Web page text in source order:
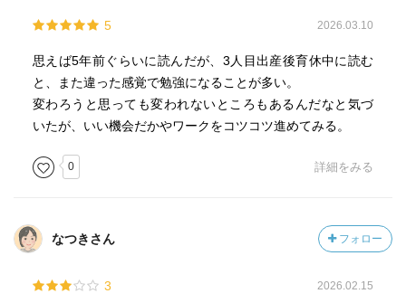
5 2026.03.10
思えば5年前ぐらいに読んだが、3人目出産後育休中に読む
と、また違った感覚で勉強になることが多い。
変わろうと思っても変われないところもあるんだなと気づ
いたが、いい機会だかやワークをコツコツ進めてみる。
0 詳細をみる
なつきさん フォロー
3 2026.02.15